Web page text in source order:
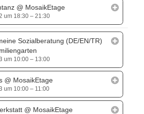
@ MosaikEtage
um 18:30 – 21:30
Sozialberatung (DE/EN/TR)
um 10:00 – 13:00
@ MosaikEtage
um 10:00 – 11:00
@ MosaikEtage